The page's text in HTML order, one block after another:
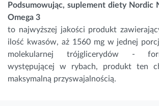
Podsumowując, suplement diety Nordic
Omega 3
to najwyższej jakości produkt
ilość kwasów, aż 1560 mg w jednej
molekularnej trójglicerydów -
występującej w rybach, produkt ten
maksymalną przyswajalnością.